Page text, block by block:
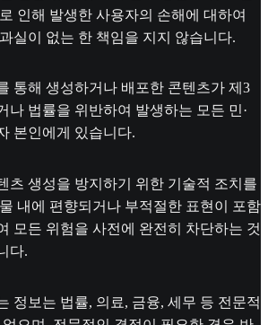
인해 발생한 사용자의 손해에 대하여
실이 없는 한 책임을 지지 않습니다.
통해 생성하거나 배포한 콘텐츠가 제3
나 법률을 위반하여 발생하는 모든 민·
본인에게 있습니다.
츠 생성을 방지하기 위한 기술적 조치를
내에 편향되거나 부적절한 표현이 포함
모든 위험을 사전에 완전히 차단하는 것
다.
정보는 법률, 의료, 금융, 세무 등 전문적